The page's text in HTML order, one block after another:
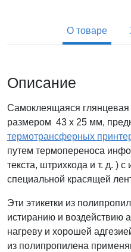
О товаре
Описание
Самоклеящаяся глянцевая
размером 43 x 25 мм,
термотрансферных
путем термопереноса
текста, штрихкода и т. д. )
специальной красящей
Эти этикетки из
истиранию и воздействию
нагреву и хорошей
из полипропилена